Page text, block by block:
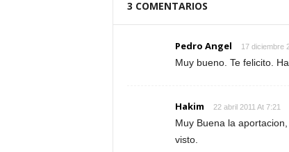
3 COMENTARIOS
Pedro Angel 17 diciembre
Muy bueno. Te felicito.
Hakim 22 abril 2011 At 7:21
Muy Buena la
visto.